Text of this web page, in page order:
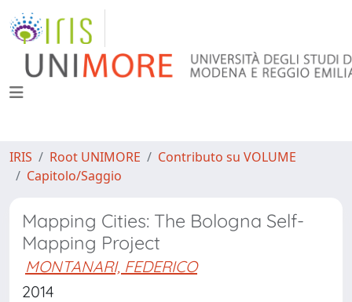
IRIS Root UNIMORE
Contributo su VOLUME
Capitolo/Saggio
Mapping Cities: The Bologna Self-
Mapping Project
MONTANARI, FEDERICO
2014